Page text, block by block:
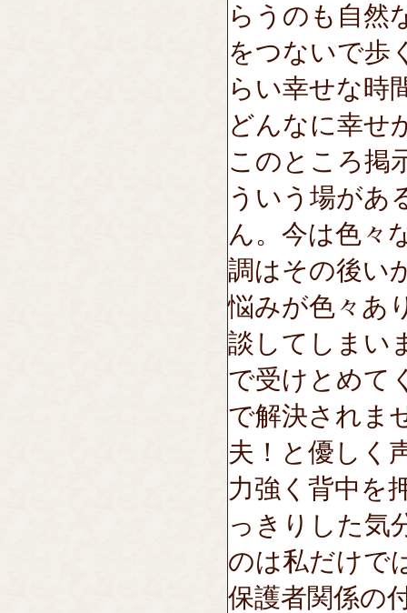
らうのも自然
をつないで歩
らい幸せな時
どんなに幸せ
このところ掲
ういう場があ
ん。今は色々
調はその後い
悩みが色々あ
談してしまい
で受けとめて
で解決されま
夫！と優しく
力強く背中を
っきりした気
のは私だけで
保護者関係の